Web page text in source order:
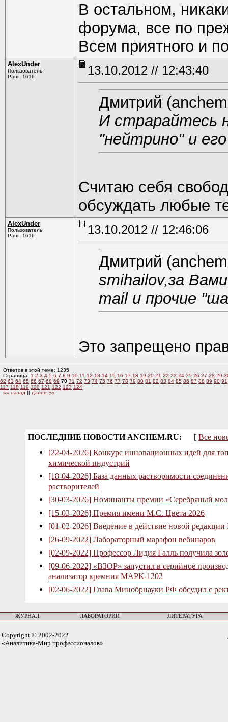
В остальном,
форума, все по
Всем приятного и
AlexUnder
Пользователь
Ранг: 1616
13.10.2012 // 12:43:40
Дмитрий
И страрайтесь
"нейтрино" и
Считаю себя
обсуждать любые
AlexUnder
Пользователь
Ранг: 1616
13.10.2012 // 12:46:06
Дмитрий
smihailov,за
mail и прочие
Это запрещено
Ответов в этой теме: 1235
Страница: 1 2 3 4 5 6 7 8 9 10 11 12 13 14 15 16 17 18 19 20 21 22 23 24 25 26 27 28 29
62 63 64 65 66 67 68 69 70 71 72 73 74 75 76 77 78 79 80 81 82 83 84 85 86 87 88 89 90 91
117 118 119 120 121 122 123 124
«« назад || далее »»
ПОСЛЕДНИЕ НОВОСТИ ANCHEM.RU: [ Все
[22-04-2026] Конкурс инновационных идей для
химической индустрий
[18-04-2026] База данных растворимости
растворителей
[30-03-2026] Номинанты премии «Серебряный
[15-03-2026] Премия имени М.С. Цвета 2026
[01-02-2026] Введение в действие новой
[26-09-2022] Лабораторный марафон вебинаров
[02-09-2022] Профессор Лидия Галль получила
[09-06-2022] «ВЗОР» запустил в серийное
анализатор кремния МАРК-1202
[02-06-2022] Глава Минобрнауки РФ обсудил с
ЖУРНАЛ ЛАБОРАТОРИИ ЛИТЕРАТУРА
Copyright © 2002-2022
«Аналитика-Мир профессионалов»